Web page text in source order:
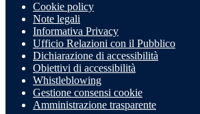
Cookie policy
Note legali
Informativa Privacy
Ufficio Relazioni con il Pubblico
Dichiarazione di accessibilità
Obiettivi di accessibilità
Whistleblowing
Gestione consensi cookie
Amministrazione trasparente